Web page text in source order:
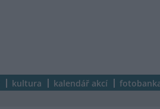
kultura kalendář akcí